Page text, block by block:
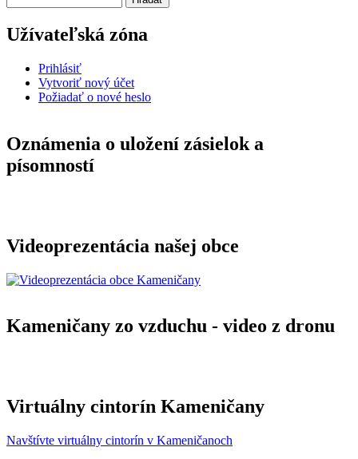
Užívateľská zóna
Prihlásiť
Vytvoriť nový účet
Požiadať o nové heslo
Oznámenia o uložení zásielok a
písomností
Videoprezentácia našej obce
Kameničany zo vzduchu - video z dronu
Virtuálny cintorín Kameničany
Navštívte virtuálny cintorín v Kameničanoch